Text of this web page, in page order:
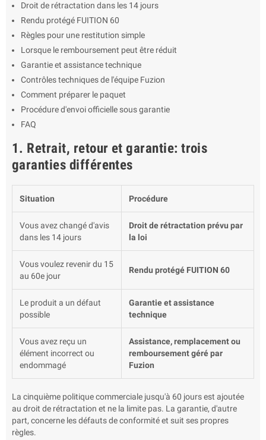
Droit de rétractation dans les 14 jours
Rendu protégé FUITION 60
Règles pour une restitution simple
Lorsque le remboursement peut être réduit
Garantie et assistance technique
Contrôles techniques de l'équipe Fuzion
Comment préparer le paquet
Procédure d'envoi officielle sous garantie
FAQ
1. Retrait, retour et garantie: trois
garanties différentes
Situation Procédure
Vous avez changé d'avis
dans les 14 jours
Droit de rétractation prévu par
la loi
Vous voulez revenir du 15
au 60e jour
Rendu protégé FUITION 60
Le produit a un défaut
possible
Garantie et assistance
technique
Vous avez reçu un
élément incorrect ou
endommagé
Assistance, remplacement ou
remboursement géré par
Fuzion
La cinquième politique commerciale jusqu'à 60 jours est ajoutée
au droit de rétractation et ne la limite pas. La garantie, d'autre
part, concerne les défauts de conformité et suit ses propres
règles.